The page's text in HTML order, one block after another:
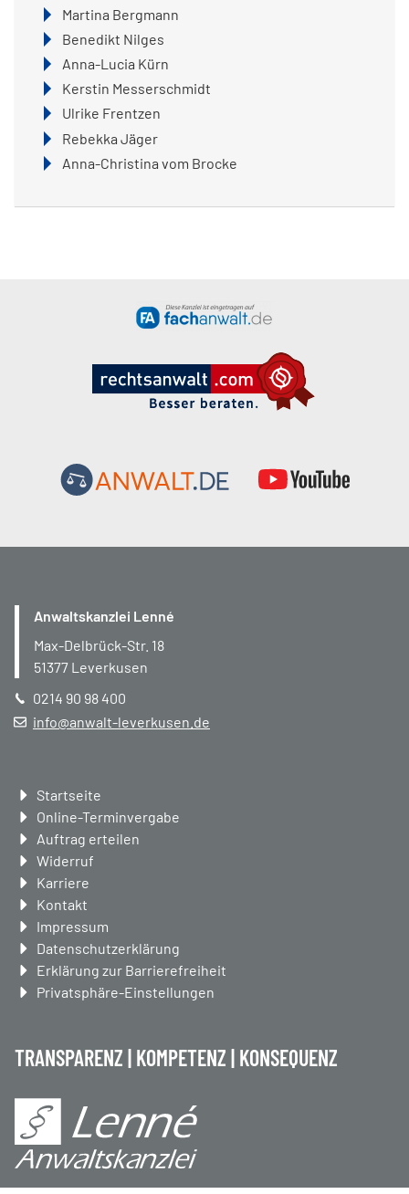
Martina Bergmann
Benedikt Nilges
Anna-Lucia Kürn
Kerstin Messerschmidt
Ulrike Frentzen
Rebekka Jäger
Anna-Christina vom Brocke
Anwaltskanzlei Lenné
Max-Delbrück-Str. 18
51377 Leverkusen
0214 90 98 400
info@anwalt-leverkusen.de
Navigation
überspringen
Startseite
Online-Terminvergabe
Auftrag erteilen
Widerruf
Karriere
Kontakt
Impressum
Datenschutzerklärung
Erklärung zur Barrierefreiheit
Privatsphäre-Einstellungen
TRANSPARENZ | KOMPETENZ | KONSEQUENZ